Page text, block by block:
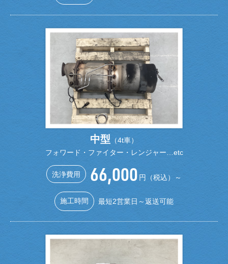
中型 （4t車）
フォワード・ファイター・レンジャー…etc
洗浄費用 66,000 円（税込）～
施工時間 最短2営業日～返送可能